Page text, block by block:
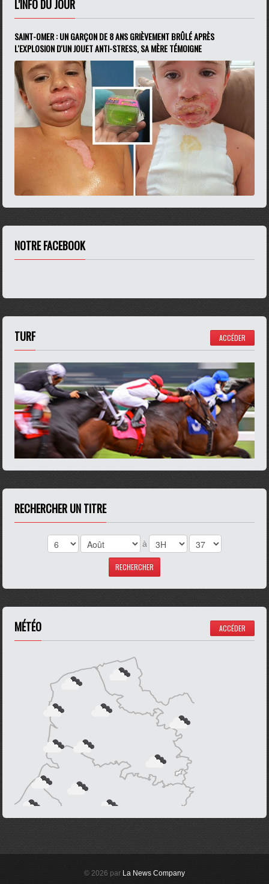
L'INFO DU JOUR
SAINT-OMER : UN GARÇON DE 8 ANS GRIÈVEMENT BRÛLÉ APRÈS
L'EXPLOSION D'UN JOUET ANTI-STRESS, SA MÈRE TÉMOIGNE
NOTRE FACEBOOK
TURF ACCÉDER
RECHERCHER UN TITRE
à
MÉTÉO ACCÉDER
© 2026 par La News Company